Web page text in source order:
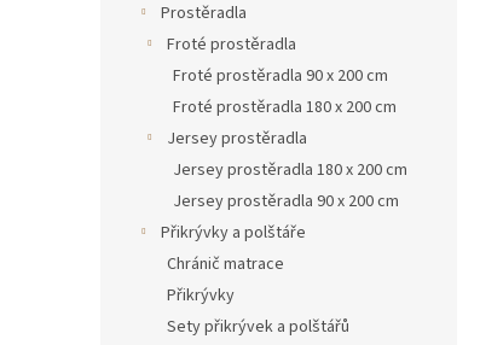
Prostěradla
Froté prostěradla
Froté prostěradla 90 x 200 cm
Froté prostěradla 180 x 200 cm
Jersey prostěradla
Jersey prostěradla 180 x 200 cm
Jersey prostěradla 90 x 200 cm
Přikrývky a polštáře
Chránič matrace
Přikrývky
Sety přikrývek a polštářů